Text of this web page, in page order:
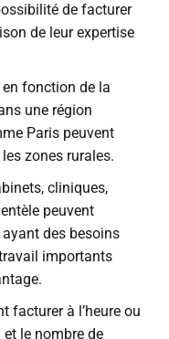
de facturer
de leur expertise
fonction de la
une région
Paris peuvent
zones rurales.
cliniques,
peuvent
des besoins
importants
facturer à l’heure ou
le nombre de